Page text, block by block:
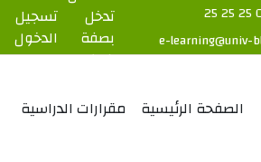
e-learning@univ-
تدخل
بصفة
ضيف
تسجيل
الدخول
الصفحة الرئيسية مقرارات الدراسية